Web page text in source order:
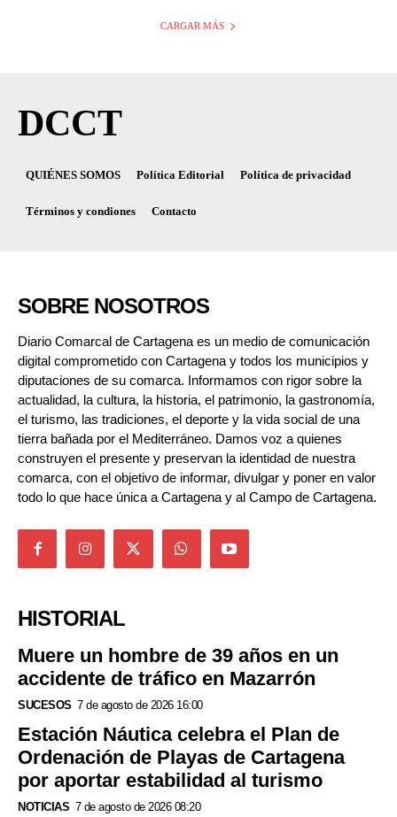
CARGAR MÁS
DCCT
QUIÉNES SOMOS Política Editorial Política de privacidad
Términos y condiones Contacto
SOBRE NOSOTROS
Diario Comarcal de Cartagena es un medio de comunicación
digital comprometido con Cartagena y todos los municipios y
diputaciones de su comarca. Informamos con rigor sobre la
actualidad, la cultura, la historia, el patrimonio, la gastronomía,
el turismo, las tradiciones, el deporte y la vida social de una
tierra bañada por el Mediterráneo. Damos voz a quienes
construyen el presente y preservan la identidad de nuestra
comarca, con el objetivo de informar, divulgar y poner en valor
todo lo que hace única a Cartagena y al Campo de Cartagena.
HISTORIAL
Muere un hombre de 39 años en un
accidente de tráfico en Mazarrón
SUCESOS 7 de agosto de 2026 16:00
Estación Náutica celebra el Plan de
Ordenación de Playas de Cartagena
por aportar estabilidad al turismo
NOTICIAS 7 de agosto de 2026 08:20